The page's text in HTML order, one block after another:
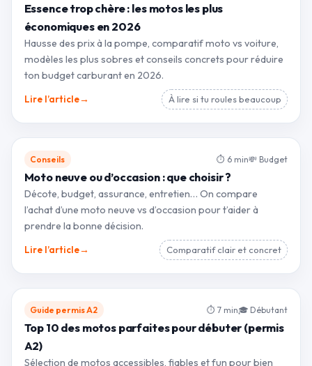
Essence trop chère : les motos les plus
économiques en 2026
Hausse des prix à la pompe, comparatif moto vs voiture,
modèles les plus sobres et conseils concrets pour réduire
ton budget carburant en 2026.
Lire l’article→ À lire si tu roules beaucoup
Conseils ⏱ 6 min💸 Budget
Moto neuve ou d’occasion : que choisir ?
Décote, budget, assurance, entretien… On compare
l’achat d’une moto neuve vs d’occasion pour t’aider à
prendre la bonne décision.
Lire l’article→ Comparatif clair et concret
Guide permis A2 ⏱ 7 min🎓 Débutant
Top 10 des motos parfaites pour débuter (permis
A2)
Sélection de motos accessibles, fiables et fun pour bien